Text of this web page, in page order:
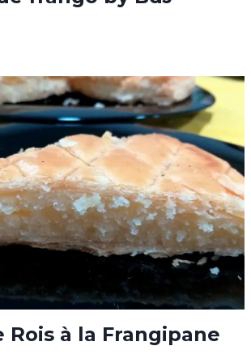
Rois à la Frangipane